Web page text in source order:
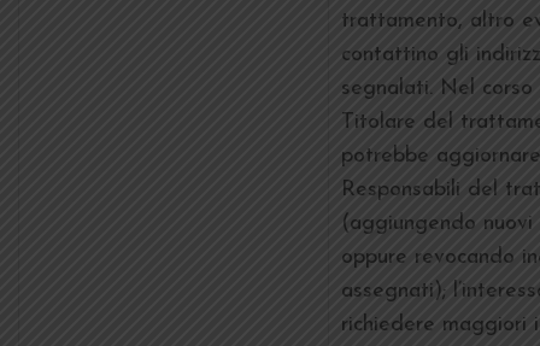
trattamento, altro
contattino gli
segnalati. Nel
Titolare del
potrebbe
Responsabili del
(aggiungendo nuovi
oppure revocando
assegnati);
richiedere maggiori